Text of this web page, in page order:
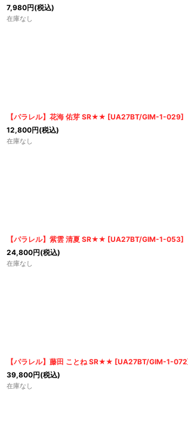
7,980円(税込)
在庫なし
【パラレル】花海 佑芽 SR★★ [UA27BT/GIM-1-029]
12,800円(税込)
在庫なし
【パラレル】紫雲 清夏 SR★★ [UA27BT/GIM-1-053]
24,800円(税込)
在庫なし
【パラレル】藤田 ことね SR★★ [UA27BT/GIM-1-072
39,800円(税込)
在庫なし